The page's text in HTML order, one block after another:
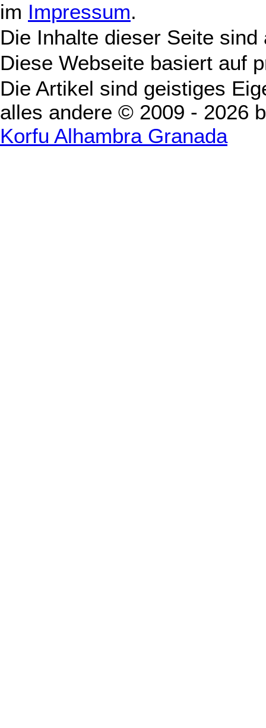
im Impressum.
Die Inhalte dieser Seite
Diese Webseite basiert auf
Die Artikel sind geistiges
alles andere © 2009 - 2026
Korfu Alhambra Granada